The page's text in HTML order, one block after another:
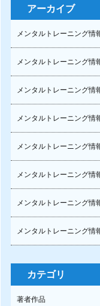
アーカイブ
メンタルトレーニング情
メンタルトレーニング情
メンタルトレーニング情
メンタルトレーニング情
メンタルトレーニング情
メンタルトレーニング情
メンタルトレーニング情
メンタルトレーニング情
カテゴリ
著者作品